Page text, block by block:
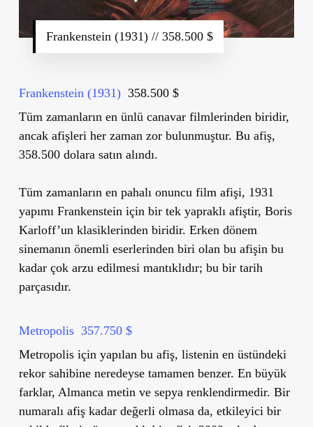
Frankenstein (1931) // 358.500 $
Frankenstein (1931)358.500 $
Tüm zamanların en ünlü canavar filmlerinden biridir,
ancak afişleri her zaman zor bulunmuştur. Bu afiş,
358.500 dolara satın alındı.
Tüm zamanların en pahalı onuncu film afişi, 1931
yapımı Frankenstein için bir tek yapraklı afiştir, Boris
Karloff’un klasiklerinden biridir. Erken dönem
sinemanın önemli eserlerinden biri olan bu afişin bu
kadar çok arzu edilmesi mantıklıdır; bu bir tarih
parçasıdır.
Metropolis 357.750 $
Metropolis için yapılan bu afiş, listenin en üstündeki
rekor sahibine neredeyse tamamen benzer. En büyük
farklar, Almanca metin ve sepya renklendirmedir. Bir
numaralı afiş kadar değerli olmasa da, etkileyici bir